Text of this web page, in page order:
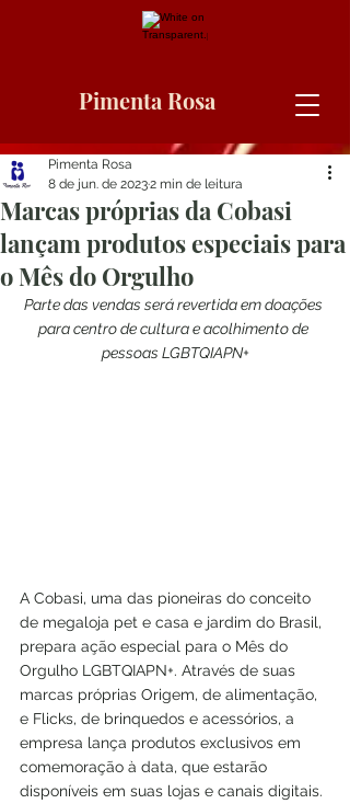
Pimenta Rosa
Marcas próprias da Cobasi
lançam produtos especiais para
o Mês do Orgulho
Pimenta Rosa
8 de jun. de 20232 min de leitura
Parte das vendas será revertida em doações
para centro de cultura e acolhimento de
pessoas LGBTQIAPN+
A Cobasi, uma das pioneiras do conceito
de megaloja pet e casa e jardim do Brasil,
prepara ação especial para o Mês do
Orgulho LGBTQIAPN+. Através de suas
marcas próprias Origem, de alimentação,
e Flicks, de brinquedos e acessórios, a
empresa lança produtos exclusivos em
comemoração à data, que estarão
disponíveis em suas lojas e canais digitais.